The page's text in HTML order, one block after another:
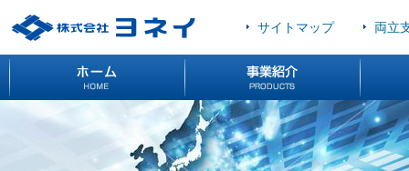
サイトマップ 両立